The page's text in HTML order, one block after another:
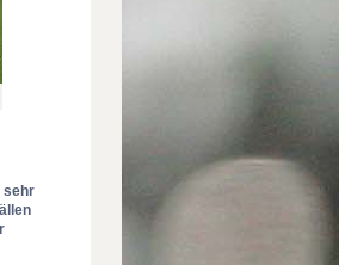
sehr